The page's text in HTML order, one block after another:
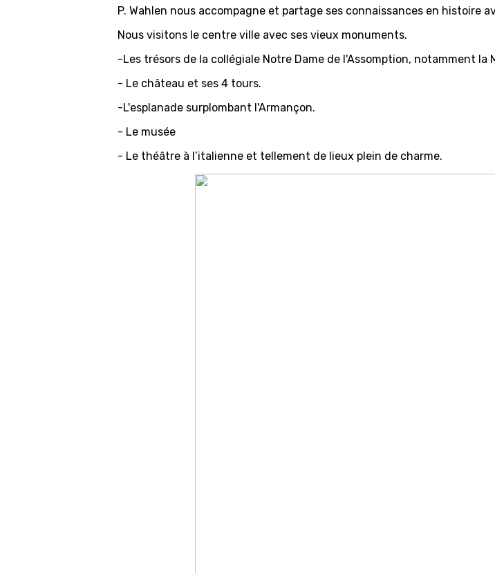
P. Wahlen nous accompagne et partage ses connaissances en histoire
Nous visitons le centre ville avec ses vieux monuments.
-Les trésors de la collégiale Notre Dame de l'Assomption, notamment la
- Le château et ses 4 tours.
-L'esplanade surplombant l'Armançon.
- Le musée
- Le théâtre à l’italienne et tellement de lieux plein de charme.